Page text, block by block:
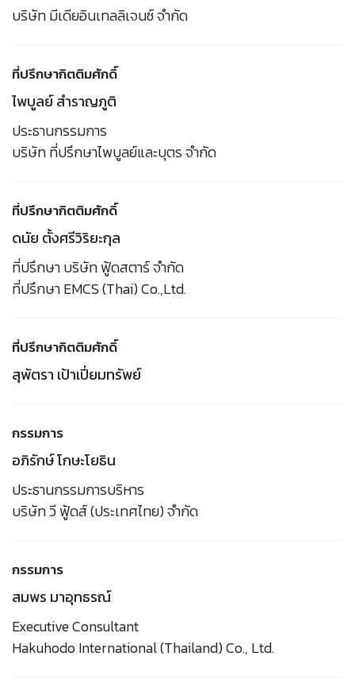
บริษัท มีเดียอินเทลลิเจนซ์ จำกัด
ที่ปรึกษากิตติมศักดิ์
ไพบูลย์ สำราญภูติ
ประธานกรรมการ
บริษัท ที่ปรึกษาไพบูลย์และบุตร จำกัด
ที่ปรึกษากิตติมศักดิ์
ดนัย ตั้งศรีวิริยะกุล
ที่ปรึกษา บริษัท ฟู้ดสตาร์ จำกัด
ที่ปรึกษา EMCS (Thai) Co.,Ltd.
ที่ปรึกษากิตติมศักดิ์
สุพัตรา เป้าเปี่ยมทรัพย์
กรรมการ
อภิรักษ์ โกษะโยธิน
ประธานกรรมการบริหาร
บริษัท วี ฟู้ดส์ (ประเทศไทย) จำกัด
กรรมการ
สมพร มาอุทธรณ์
Executive Consultant
Hakuhodo International (Thailand) Co., Ltd.